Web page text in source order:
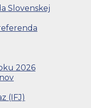
Slovenskej
2026
(IFJ)